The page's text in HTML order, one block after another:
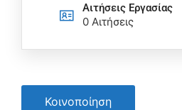
Αιτήσεις Eργασίας
0 Αιτήσεις
Κοινοποίηση